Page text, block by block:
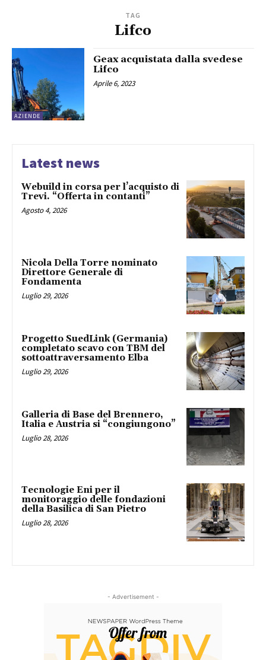
TAG
Lifco
AZIENDE
Geax acquistata dalla svedese
Lifco
Aprile 6, 2023
Latest news
Webuild in corsa per l’acquisto di
Trevi. “Offerta in contanti”
Agosto 4, 2026
Nicola Della Torre nominato
Direttore Generale di
Fondamenta
Luglio 29, 2026
Progetto SuedLink (Germania)
completato scavo con TBM del
sottoattraversamento Elba
Luglio 29, 2026
Galleria di Base del Brennero,
Italia e Austria si “congiungono”
Luglio 28, 2026
Tecnologie Eni per il
monitoraggio delle fondazioni
della Basilica di San Pietro
Luglio 28, 2026
- Advertisement -